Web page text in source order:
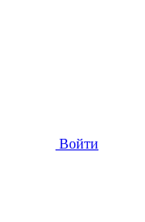
Войти